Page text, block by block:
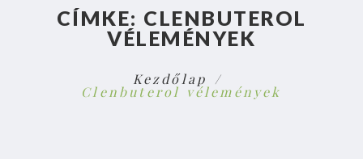
CÍMKE: CLENBUTEROL
VÉLEMÉNYEK
Kezdőlap
Clenbuterol vélemények